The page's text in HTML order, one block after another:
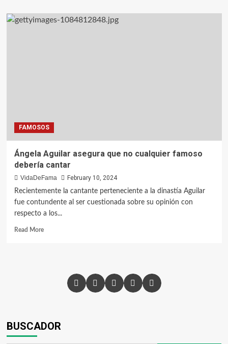
FAMOSOS
Ángela Aguilar asegura que no cualquier famoso
debería cantar
VidaDeFama
February 10, 2024
Recientemente la cantante perteneciente a la dinastía Aguilar
fue contundente al ser cuestionada sobre su opinión con
respecto a los...
Read More
BUSCADOR